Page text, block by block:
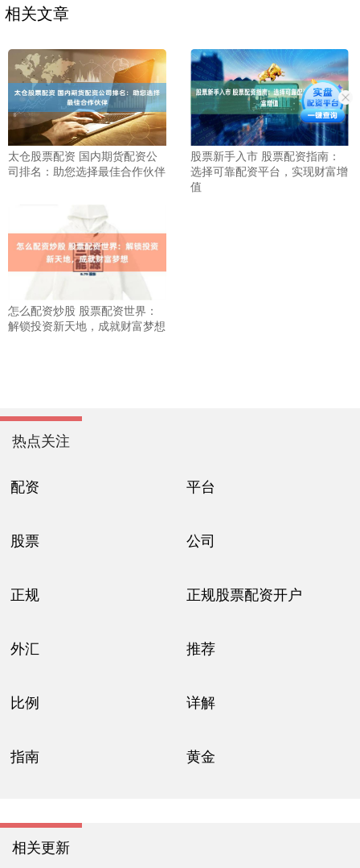
相关文章
太仓股票配资 国内期货配资公
司排名：助您选择最佳合作伙伴
股票新手入市 股票配资指南：
选择可靠配资平台，实现财富增
值
怎么配资炒股 股票配资世界：
解锁投资新天地，成就财富梦想
热点关注
配资 平台
股票 公司
正规 正规股票配资开户
外汇 推荐
比例 详解
指南 黄金
相关更新